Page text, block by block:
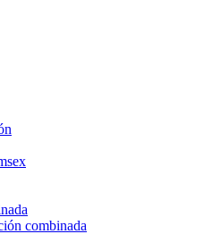
combinada